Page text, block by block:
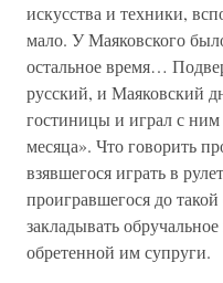
искусства и техники,
мало. У Маяковского
остальное время…
русский, и Маяковский
гостиницы и играл с
месяца». Что говорить
взявшегося играть в
проигравшегося до
закладывать
обретенной им супруги.